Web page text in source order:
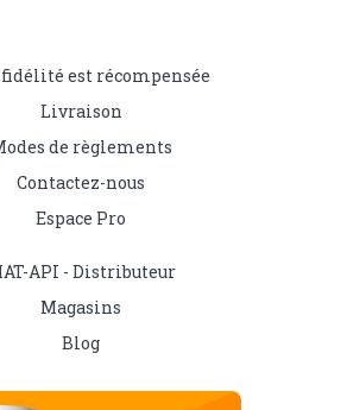
est récompensée
Livraison
de règlements
Contactez-nous
Espace Pro
API - Distributeur
Magasins
Blog